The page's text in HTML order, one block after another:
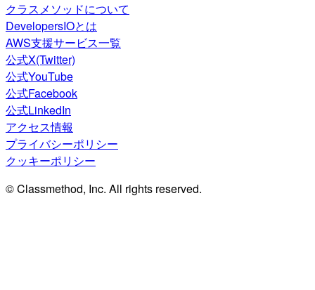
クラスメソッドについて
DevelopersIOとは
AWS支援サービス一覧
公式X(Twitter)
公式YouTube
公式Facebook
公式LinkedIn
アクセス情報
プライバシーポリシー
クッキーポリシー
© Classmethod, Inc. All rights reserved.